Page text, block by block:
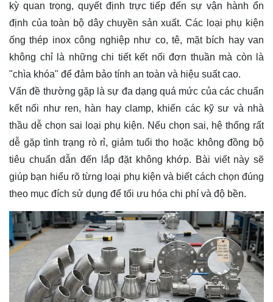
kỳ quan trọng, quyết định trực tiếp đến sự vận hành ổn
định của toàn bộ dây chuyền sản xuất. Các loại phụ kiện
ống thép inox công nghiệp như co, tê, mặt bích hay van
không chỉ là những chi tiết kết nối đơn thuần mà còn là
"chìa khóa" để đảm bảo tính an toàn và hiệu suất cao.
Vấn đề thường gặp là sự đa dạng quá mức của các chuẩn
kết nối như ren, hàn hay clamp, khiến các kỹ sư và nhà
thầu dễ chọn sai loại phụ kiện. Nếu chọn sai, hệ thống rất
dễ gặp tình trạng rò rỉ, giảm tuổi thọ hoặc không đồng bộ
tiêu chuẩn dẫn đến lắp đặt không khớp. Bài viết này sẽ
giúp bạn hiểu rõ từng loại phụ kiện và biết cách chọn đúng
theo mục đích sử dụng để tối ưu hóa chi phí và độ bền.